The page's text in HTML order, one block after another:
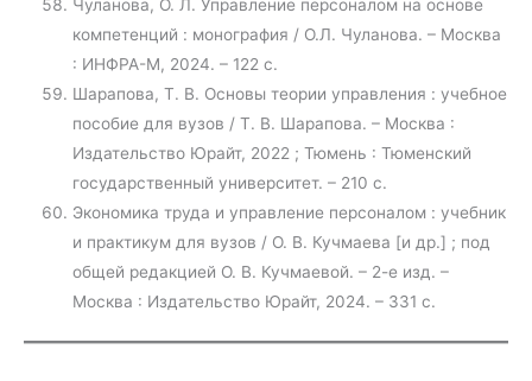
Чуланова, О. Л. Управление персоналом на основе
компетенций : монография / О.Л. Чуланова. – Москва
: ИНФРА-М, 2024. – 122 с.
Шарапова, Т. В. Основы теории управления : учебное
пособие для вузов / Т. В. Шарапова. – Москва :
Издательство Юрайт, 2022 ; Тюмень : Тюменский
государственный университет. – 210 с.
Экономика труда и управление персоналом : учебник
и практикум для вузов / О. В. Кучмаева [и др.] ; под
общей редакцией О. В. Кучмаевой. – 2-е изд. –
Москва : Издательство Юрайт, 2024. – 331 с.